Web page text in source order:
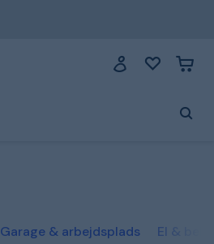
Garage & arbejdsplads El &